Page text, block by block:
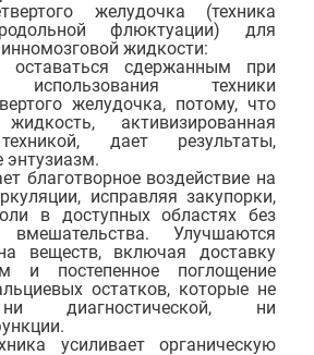
желудочка (техника
флюктуации) для
жидкости:
сдержанным при
использования техники
желудочка, потому, что
активизированная
дает результаты,
благотворное воздействие на
исправляя закупорки,
в доступных областях без
вмешательства. Улучшаются
веществ, включая доставку
и постепенное поглощение
остатков, которые не
диагностической, ни
усиливает органическую